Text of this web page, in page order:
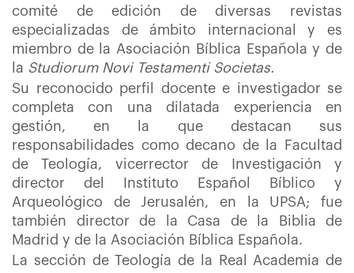
comité de edición de diversas revistas
especializadas de ámbito internacional y es
miembro de la Asociación Bíblica Española y de
la Studiorum Novi Testamenti Societas.
Su reconocido perfil docente e investigador se
completa con una dilatada experiencia en
gestión, en la que destacan sus
responsabilidades como decano de la Facultad
de Teología, vicerrector de Investigación y
director del Instituto Español Bíblico y
Arqueológico de Jerusalén, en la UPSA; fue
también director de la Casa de la Biblia de
Madrid y de la Asociación Bíblica Española.
La sección de Teología de la Real Academia de